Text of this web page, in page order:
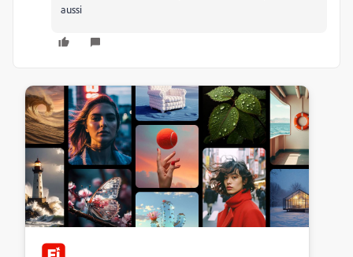
aussi